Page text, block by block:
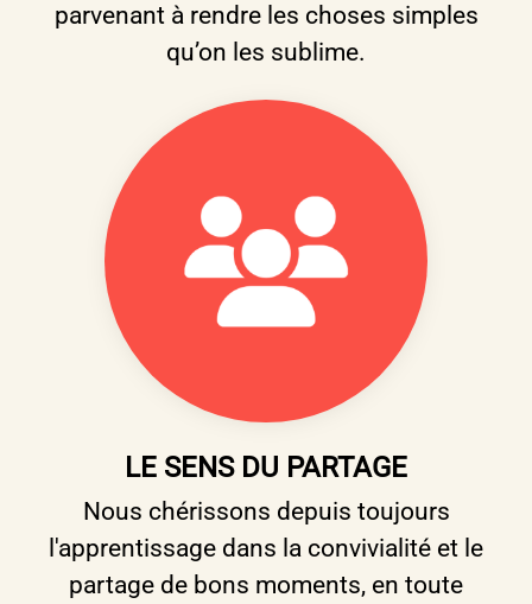
parvenant à rendre les choses simples
qu’on les sublime.
LE SENS DU PARTAGE
Nous chérissons depuis toujours
l'apprentissage dans la convivialité et le
partage de bons moments, en toute